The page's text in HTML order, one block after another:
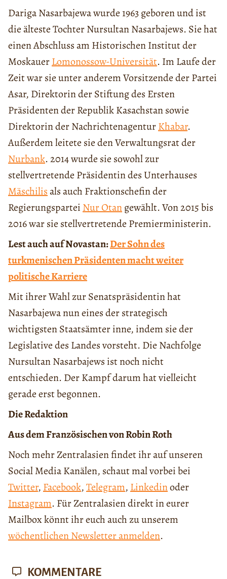
Dariga Nasarbajewa wurde 1963 geboren und ist
die älteste Tochter Nursultan Nasarbajews. Sie hat
einen Abschluss am Historischen Institut der
MoskauerLomonossow-Universität. Im Laufe der
Zeit war sie unter anderem Vorsitzende der Partei
Asar, Direktorin der Stiftung des Ersten
Präsidenten der Republik Kasachstan sowie
Direktorin der NachrichtenagenturKhabar.
Außerdem leitete sie den Verwaltungsrat der
Nurbank. 2014 wurde sie sowohl zur
stellvertretende Präsidentin des Unterhauses
Mäschilisals auch Fraktionschefin der
Regierungspartei Nur Otangewählt. Von 2015 bis
2016 war sie stellvertretende Premierministerin.
Lest auch auf Novastan:Der Sohn des
turkmenischen Präsidenten macht weiter
politische Karriere
Mit ihrer Wahl zur Senatspräsidentin hat
Nasarbajewa nun eines der strategisch
wichtigsten Staatsämter inne, indem sie der
Legislative des Landes vorsteht. Die Nachfolge
Nursultan Nasarbajews ist noch nicht
entschieden. Der Kampf darum hat vielleicht
gerade erst begonnen.
Die Redaktion
Aus dem Französischen von Robin Roth
Noch mehr Zentralasien findet ihr auf unseren
Social Media Kanälen, schaut mal vorbei bei
Twitter, Facebook,Telegram, Linkedinoder
Instagram. Für Zentralasien direkt in eurer
Mailbox könnt ihr euch auch zu unserem
wöchentlichen Newsletter anmelden.
KOMMENTARE